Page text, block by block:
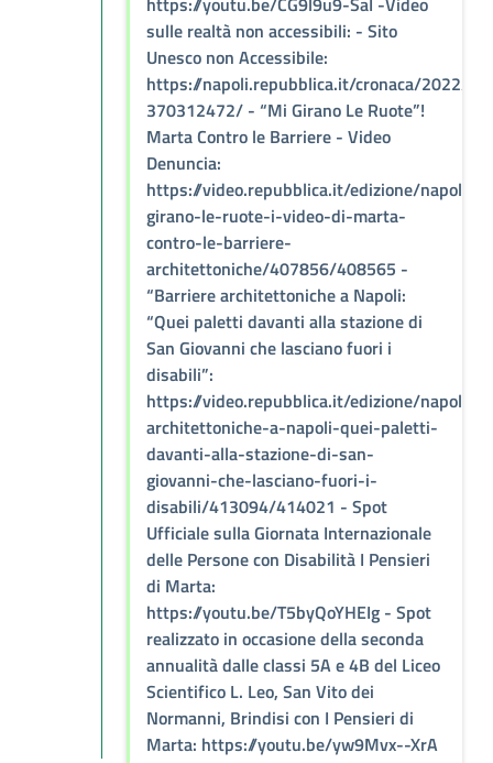
sulle realtà non accessibili: - Sito
Unesco non Accessibile:
https://napoli.repubblica.it/cronaca/2022/
370312472/ - “Mi Girano Le Ruote”!
Marta Contro le Barriere - Video
Denuncia:
https://video.repubblica.it/edizione/napoli/
girano-le-ruote-i-video-di-marta-
contro-le-barriere-
architettoniche/407856/408565 -
“Barriere architettoniche a Napoli:
“Quei paletti davanti alla stazione di
San Giovanni che lasciano fuori i
disabili”:
https://video.repubblica.it/edizione/napoli/
architettoniche-a-napoli-quei-paletti-
davanti-alla-stazione-di-san-
giovanni-che-lasciano-fuori-i-
disabili/413094/414021 - Spot
Ufficiale sulla Giornata Internazionale
delle Persone con Disabilità I Pensieri
di Marta:
https://youtu.be/T5byQoYHEIg - Spot
realizzato in occasione della seconda
annualità dalle classi 5A e 4B del Liceo
Scientifico L. Leo, San Vito dei
Normanni, Brindisi con I Pensieri di
Marta: https://youtu.be/yw9Mvx--XrA